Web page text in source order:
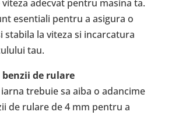
adecvat pentru masina ta.
esentiali pentru a asigura o
stabila la viteza si incarcatura
tau.
de rulare
trebuie sa aiba o adancime
de rulare de 4 mm pentru a